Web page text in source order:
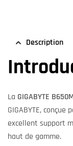
Description
La GIGABYTE
GIGABYTE,
excellent support
haut de gamme.